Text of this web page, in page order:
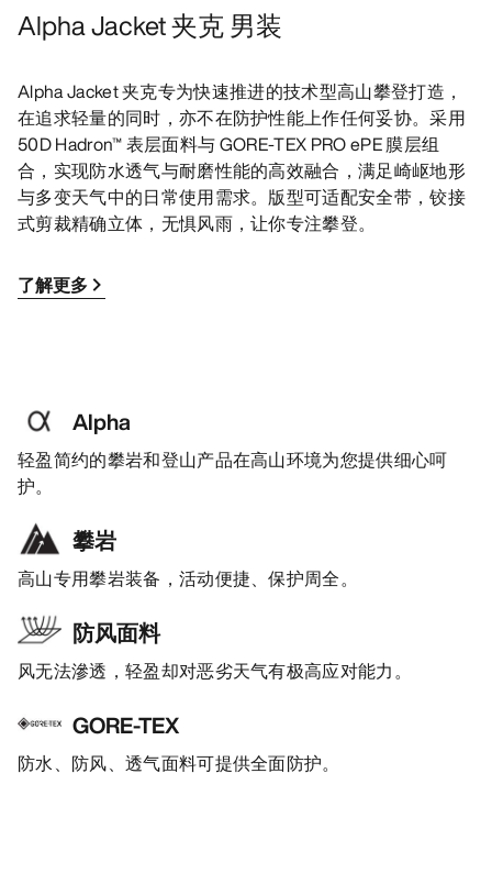
Alpha Jacket 夹克 男装
Alpha Jacket 夹克专为快速推进的技术型高山攀登打造，
在追求轻量的同时，亦不在防护性能上作任何妥协。采用
50D Hadron™ 表层面料与 GORE-TEX PRO ePE 膜层组
合，实现防水透气与耐磨性能的高效融合，满足崎岖地形
与多变天气中的日常使用需求。版型可适配安全带，铰接
式剪裁精确立体，无惧风雨，让你专注攀登。
了解更多
Alpha
轻盈简约的攀岩和登山产品在高山环境为您提供细心呵
护。
攀岩
高山专用攀岩装备，活动便捷、保护周全。
防风面料
风无法滲透，轻盈却对恶劣天气有极高应对能力。
GORE-TEX
防水、防风、透气面料可提供全面防护。